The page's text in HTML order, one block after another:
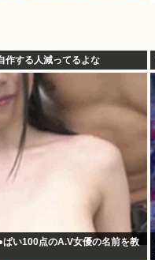
作する人減ってるよな
ぱい100点のA.V女優の名前を教